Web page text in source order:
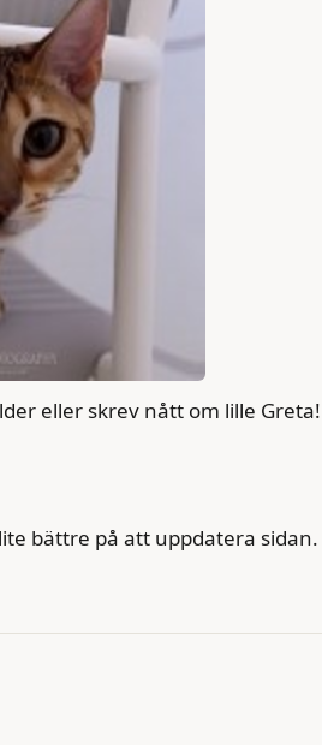
eller skrev nått om lille Greta!
bättre på att uppdatera sidan.